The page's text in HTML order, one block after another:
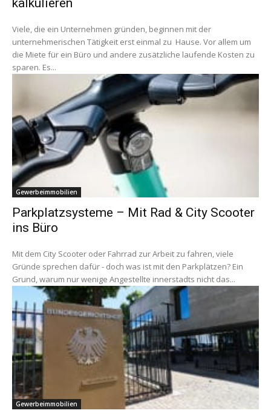
kalkulieren
Viele, die ein Unternehmen gründen, beginnen mit der
unternehmerischen Tätigkeit erst einmal zu Hause. Vor allem um
die Miete für ein Büro und andere zusätzliche laufende Kosten zu
sparen. Es...
Gewerbeimmobilien
Parkplatzsysteme – Mit Rad & City Scooter
ins Büro
Mit dem City Scooter oder Fahrrad zur Arbeit zu fahren, viele
Gründe sprechen dafür - doch was ist mit den Parkplätzen? Ein
Grund, warum nur wenige Angestellte innerstadts nicht das...
Gewerbeimmobilien